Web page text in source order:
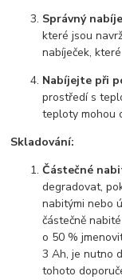
Správný
které jsou
nabíječek,
Nabíjejte při
prostředí s
teploty mohou
Skladování:
Částečné
degradovat,
nabitými nebo
částečně
o 50 %
3 Ah, je nutno
tohoto